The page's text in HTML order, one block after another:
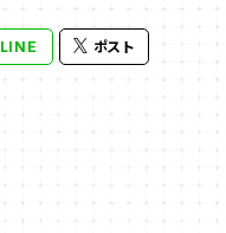
LINE ポスト